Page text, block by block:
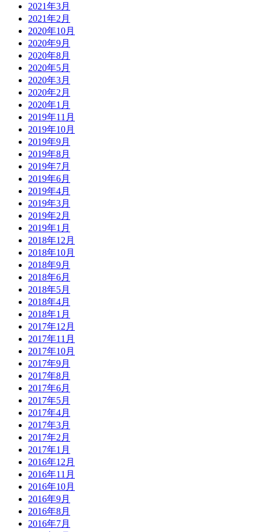
2021年3月
2021年2月
2020年10月
2020年9月
2020年8月
2020年5月
2020年3月
2020年2月
2020年1月
2019年11月
2019年10月
2019年9月
2019年8月
2019年7月
2019年6月
2019年4月
2019年3月
2019年2月
2019年1月
2018年12月
2018年10月
2018年9月
2018年6月
2018年5月
2018年4月
2018年1月
2017年12月
2017年11月
2017年10月
2017年9月
2017年8月
2017年6月
2017年5月
2017年4月
2017年3月
2017年2月
2017年1月
2016年12月
2016年11月
2016年10月
2016年9月
2016年8月
2016年7月